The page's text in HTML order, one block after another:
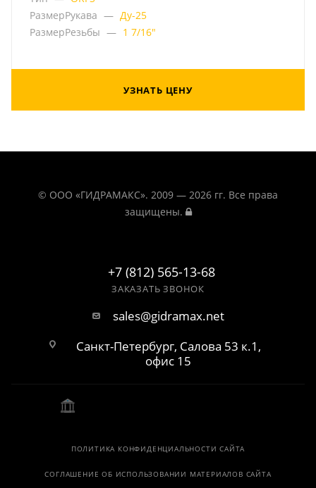
РазмерРукава — Ду-25
РазмерРезьбы — 1 7/16"
УЗНАТЬ ЦЕНУ
© ООО «ГИДРАМАКС». 2009 — 2026 гг. Все права
защищены.
+7 (812) 565-13-68
ЗАКАЗАТЬ ЗВОНОК
sales@gidramax.net
Санкт-Петербург, Салова 53 к.1,
офис 15
ПОЛИТИКА КОНФИДЕНЦИАЛЬНОСТИ САЙТА
СОГЛАШЕНИЕ ОБ ИСПОЛЬЗОВАНИИ МАТЕРИАЛОВ САЙТА